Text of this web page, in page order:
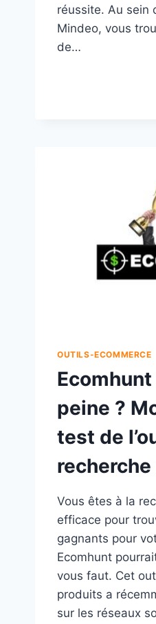
réussite. Au sein
Mindeo, vous
de…
OUTILS-ECOMMERCE
peine ?
test de
Vous êtes à la
efficace pour
gagnants pour
Ecomhunt
vous faut. Cet
produits a
sur les réseaux